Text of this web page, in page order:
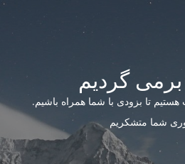
گردیم
تا بزودی با شما همراه باشیم.
شما متشکریم